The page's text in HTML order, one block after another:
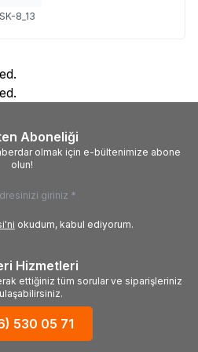
SK-8_13
Aboneliği
olmak için e-bültenimize abone
olun!
okudum, kabul ediyorum.
Hizmetleri
ettiğiniz tüm sorular ve siparişleriniz
530 05 71